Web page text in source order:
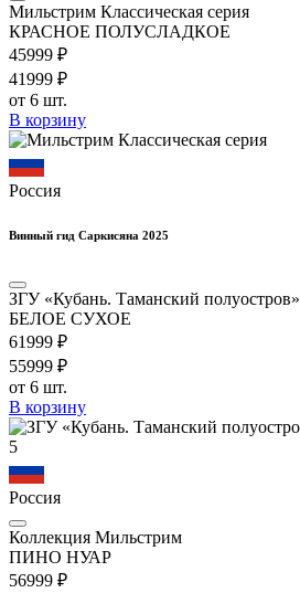
Мильстрим Классическая серия
КРАСНОЕ ПОЛУСЛАДКОЕ
45999 ₽
41999 ₽
от 6 шт.
В корзину
Россия
Винный гид Саркисяна 2025
ЗГУ «Кубань. Таманский полуостров»
БЕЛОЕ СУХОЕ
61999 ₽
55999 ₽
от 6 шт.
В корзину
5
Россия
Коллекция Мильстрим
ПИНО НУАР
56999 ₽